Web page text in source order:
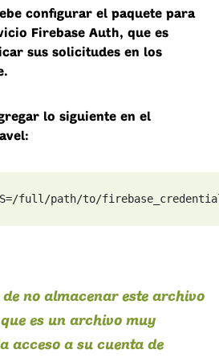
configurar el paquete para
Firebase Auth, que es
sus solicitudes en los
lo siguiente en el
full/path/to/
no almacenar este archivo
es un archivo muy
acceso a su cuenta de